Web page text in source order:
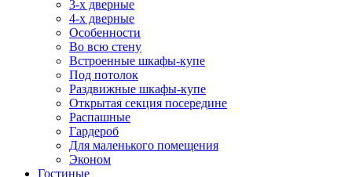
3-х дверные
4-х дверные
Особенности
Во всю стену
Встроенные шкафы-купе
Под потолок
Раздвижные шкафы-купе
Открытая секция посередине
Распашные
Гардероб
Для маленького помещения
Эконом
Гостиные